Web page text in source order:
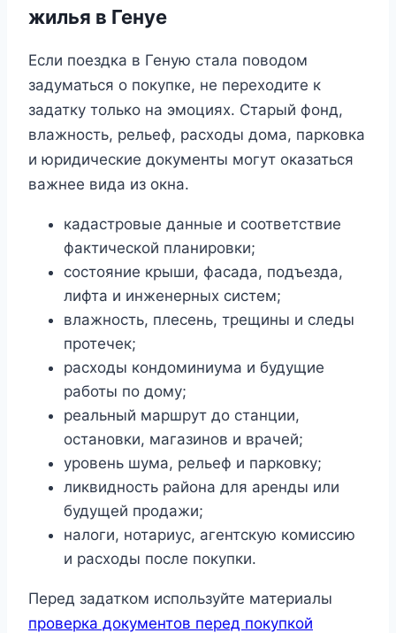
жилья в Генуе
Если поездка в Геную стала поводом
задуматься о покупке, не переходите к
задатку только на эмоциях. Старый фонд,
влажность, рельеф, расходы дома, парковка
и юридические документы могут оказаться
важнее вида из окна.
кадастровые данные и соответствие
фактической планировки;
состояние крыши, фасада, подъезда,
лифта и инженерных систем;
влажность, плесень, трещины и следы
протечек;
расходы кондоминиума и будущие
работы по дому;
реальный маршрут до станции,
остановки, магазинов и врачей;
уровень шума, рельеф и парковку;
ликвидность района для аренды или
будущей продажи;
налоги, нотариус, агентскую комиссию
и расходы после покупки.
Перед задатком используйте материалы
проверка документов перед покупкой